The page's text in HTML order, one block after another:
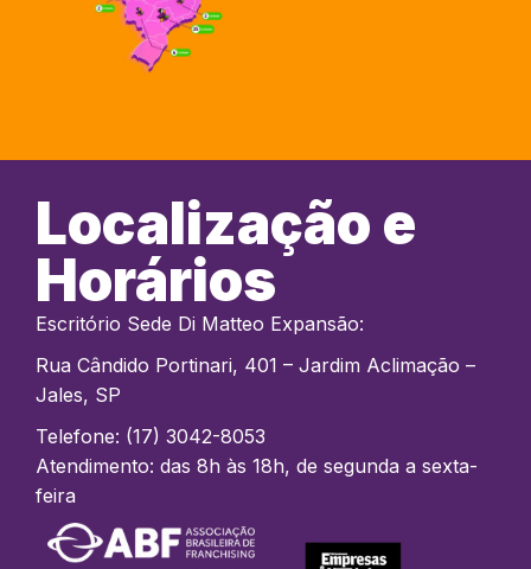
Localização e
Horários
Escritório Sede Di Matteo Expansão:
Rua Cândido Portinari, 401 – Jardim Aclimação –
Jales, SP
Telefone: (17) 3042-8053
Atendimento: das 8h às 18h, de segunda a sexta-
feira